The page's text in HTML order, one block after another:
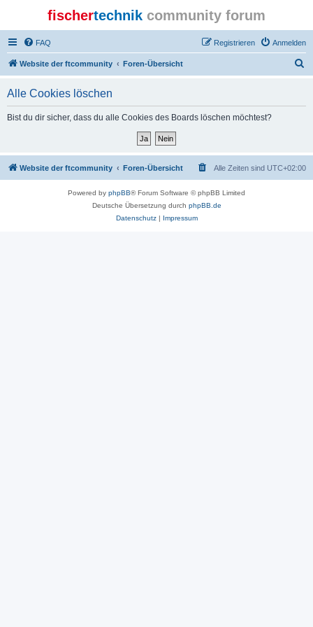
fischertechnik community forum
FAQ Anmelden
Registrieren
Website der ftcommunity Foren-Übersicht
Alle Cookies löschen
Bist du dir sicher, dass du alle Cookies des Boards löschen möchtest?
Website der ftcommunity Foren-Übersicht Alle Zeiten sind UTC+02:00
Powered by phpBB® Forum Software © phpBB Limited
Deutsche Übersetzung durch phpBB.de
Datenschutz| Impressum